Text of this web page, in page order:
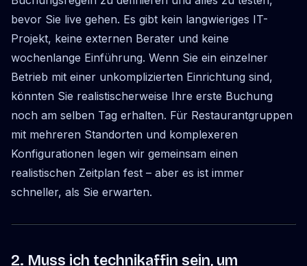
bevor Sie live gehen. Es gibt kein langwieriges IT-
Projekt, keine externen Berater und keine
wochenlange Einführung. Wenn Sie ein einzelner
Betrieb mit einer unkomplizierten Einrichtung sind,
könnten Sie realistischerweise Ihre erste Buchung
noch am selben Tag erhalten. Für Restaurantgruppen
mit mehreren Standorten und komplexeren
Konfigurationen legen wir gemeinsam einen
realistischen Zeitplan fest – aber es ist immer
schneller, als Sie erwarten.
2. Muss ich technikaffin sein, um